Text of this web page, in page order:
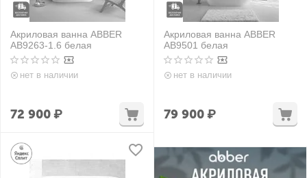
Акриловая ванна ABBER
AB9263-1.6 белая
нет в наличии
72 900₽
Акриловая ванна ABBER
AB9501 белая
нет в наличии
79 900₽